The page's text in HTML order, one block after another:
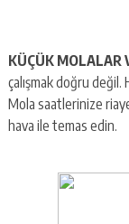
KÜÇÜK MOLALAR
çalışmak doğru
Mola saatlerinize
hava ile temas edin.